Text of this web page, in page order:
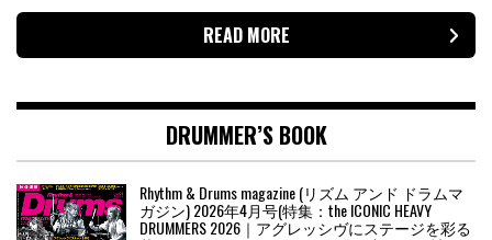
READ MORE
DRUMMER’S BOOK
Rhythm & Drums magazine (リズム アンド ドラムマ
ガジン) 2026年4月号(特集：the ICONIC HEAVY
DRUMMERS 2026｜アグレッシヴにステージを彩る